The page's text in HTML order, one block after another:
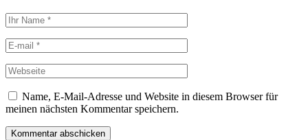
Name, E-Mail-Adresse und Website in diesem Browser für
meinen nächsten Kommentar speichern.